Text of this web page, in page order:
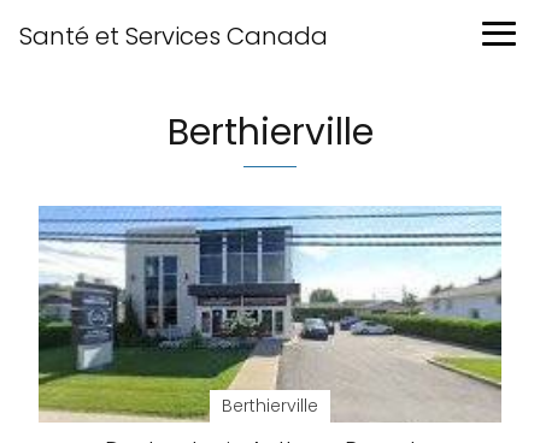
Santé et Services Canada
Berthierville
Berthierville